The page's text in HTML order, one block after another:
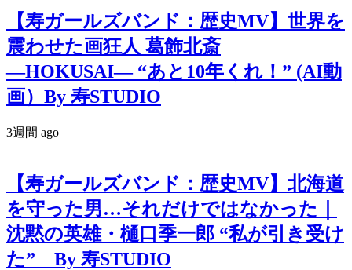
【寿ガールズバンド：歴史MV】世界を
震わせた画狂人 葛飾北斎
―HOKUSAI― “あと10年くれ！” (AI動
画）By 寿STUDIO
3週間 ago
【寿ガールズバンド：歴史MV】北海道
を守った男…それだけではなかった｜
沈黙の英雄・樋口季一郎 “私が引き受け
た” By 寿STUDIO